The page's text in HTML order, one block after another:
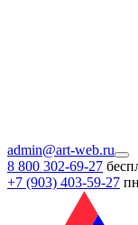
admin@art-web.ru
8 800 302-69-27
+7 (903) 403-59-27